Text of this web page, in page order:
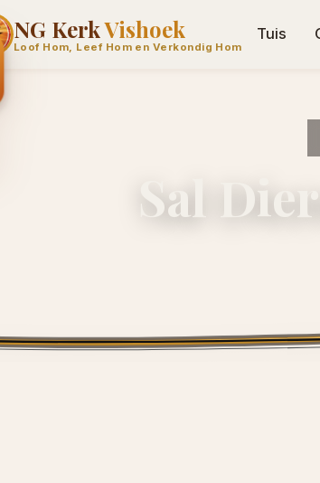
NG KerkVishoek
Loof Hom, Leef Hom en Verkondig Hom
Tuis
Sal